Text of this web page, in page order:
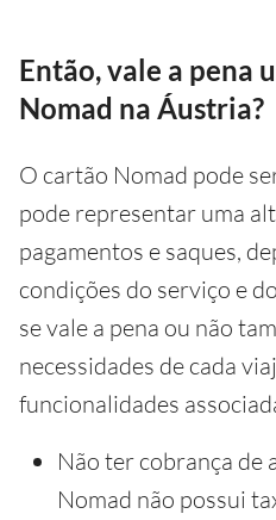
Então, vale a pena
Nomad na Áustria?
O cartão Nomad pode
pode representar uma
pagamentos e saques,
condições do serviço e
se vale a pena ou não
necessidades de cada
funcionalidades
Não ter cobrança de
Nomad não possui